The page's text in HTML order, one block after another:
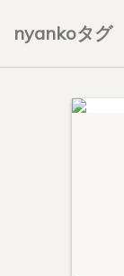
nyankoタグ